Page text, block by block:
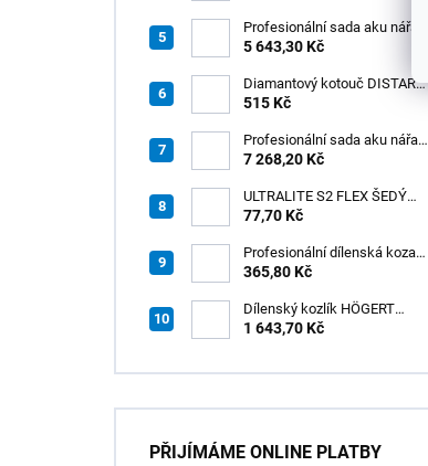
Profesionální sada aku nářadí
3v1 HÖGERT
5 643,30 Kč
Diamantový kotouč DISTAR
GREEN CUT
Z60
515 Kč
Profesionální sada aku nářadí
3v1 20V HÖGERT
7 268,20 Kč
ULTRALITE S2 FLEX ŠEDÝ
/15kg
77,70 Kč
Profesionální dílenská koza
HÖGERT HT7G550
365,80 Kč
Dílenský kozlík HÖGERT
HT7G551
1 643,70 Kč
PŘIJÍMÁME ONLINE PLATBY